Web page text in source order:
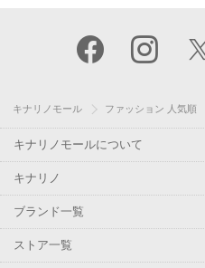
キナリノモール ファッション 人気順
キナリノモールについて
キナリノ
ブランド一覧
ストア一覧